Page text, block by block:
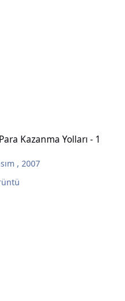
Kazanma Yolları - 1
, 2007